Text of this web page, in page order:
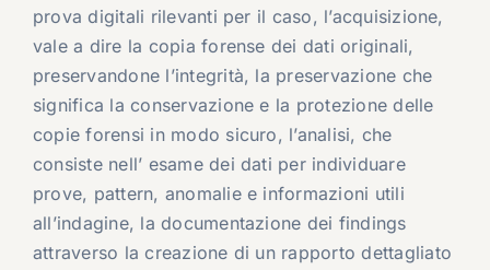
prova digitali rilevanti per il caso, l’acquisizione,
vale a dire la copia forense dei dati originali,
preservandone l’integrità, la preservazione che
significa la conservazione e la protezione delle
copie forensi in modo sicuro, l’analisi, che
consiste nell’ esame dei dati per individuare
prove, pattern, anomalie e informazioni utili
all’indagine, la documentazione dei findings
attraverso la creazione di un rapporto dettagliato